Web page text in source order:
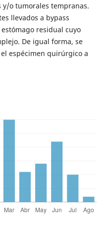
o tumorales tempranas.
llevados a bypass
residual cuyo
De igual forma, se
espécimen quirúrgico a